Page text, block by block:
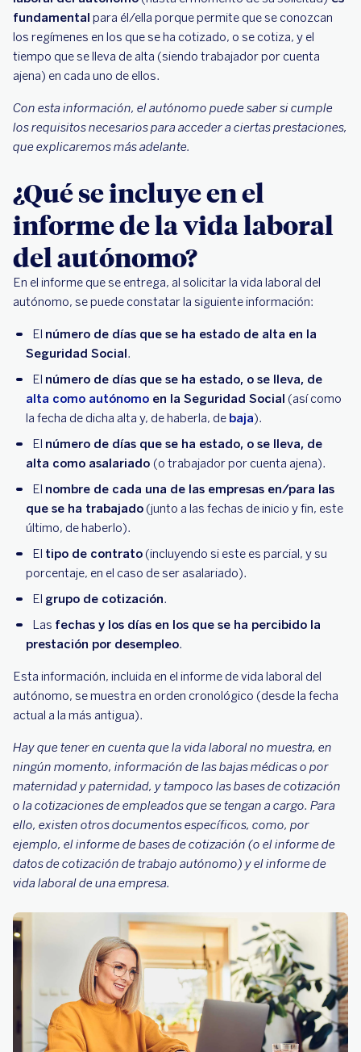
fundamental para él/ella porque permite que se conozcan
los regímenes en los que se ha cotizado, o se cotiza, y el
tiempo que se lleva de alta (siendo trabajador por cuenta
ajena) en cada uno de ellos.
Con esta información, el autónomo puede saber si cumple
los requisitos necesarios para acceder a ciertas prestaciones,
que explicaremos más adelante.
¿Qué se incluye en el
informe de la vida laboral
del autónomo?
En el informe que se entrega, al solicitar la vida laboral del
autónomo, se puede constatar la siguiente información:
El número de días que se ha estado de alta en la
Seguridad Social.
El número de días que se ha estado, o se lleva, de
alta como autónomo en la Seguridad Social (así como
la fecha de dicha alta y, de haberla, de baja).
El número de días que se ha estado, o se lleva, de
alta como asalariado (o trabajador por cuenta ajena).
El nombre de cada una de las empresas en/para las
que se ha trabajado (junto a las fechas de inicio y fin, este
último, de haberlo).
El tipo de contrato (incluyendo si este es parcial, y su
porcentaje, en el caso de ser asalariado).
El grupo de cotización.
Las fechas y los días en los que se ha percibido la
prestación por desempleo.
Esta información, incluida en el informe de vida laboral del
autónomo, se muestra en orden cronológico (desde la fecha
actual a la más antigua).
Hay que tener en cuenta que la vida laboral no muestra, en
ningún momento, información de las bajas médicas o por
maternidad y paternidad, y tampoco las bases de cotización
o la cotizaciones de empleados que se tengan a cargo. Para
ello, existen otros documentos específicos, como, por
ejemplo, el informe de bases de cotización (o el informe de
datos de cotización de trabajo autónomo) y el informe de
vida laboral de una empresa.